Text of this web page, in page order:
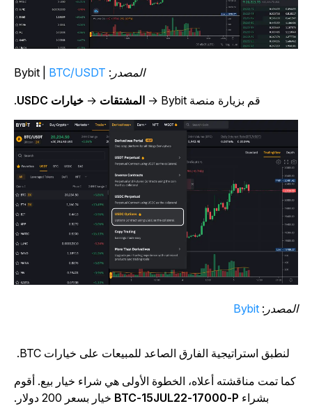
المصدر: Bybit |BTC/USDT
قم بزيارة منصة Bybit →
المشتقات→ خيارات USDC .
Bybit
لنطبق استراتيجية الفارق الصاعد للمبيعات على خيارات BTC.
كما تمت مناقشته أعلاه، الخطوة الأولى هي شراء خيار بيع. أقوم
بشراءBTC-15JUL22-17000-P خيار بسعر 200 دولار.